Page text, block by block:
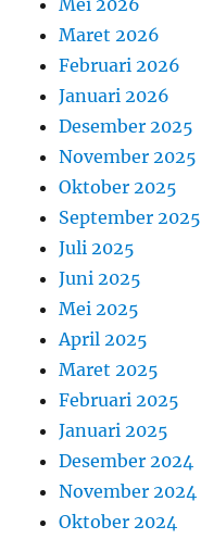
Maret 2026
Februari 2026
Januari 2026
Desember 2025
November 2025
Oktober 2025
September 2025
Juli 2025
Juni 2025
Mei 2025
April 2025
Maret 2025
Februari 2025
Januari 2025
Desember 2024
November 2024
Oktober 2024